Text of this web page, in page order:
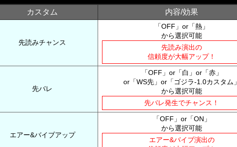
カスタム
内容/効果
先読みチャンス
「OFF」or「熱」
から選択可能
先読み演出の
信頼度が大幅アップ！
先バレ
「OFF」or「白」or「赤」
or「WS先」or「ゴジラ-1.0カスタム」
から選択可能
先バレ発生でチャンス！
エアー&バイブアップ
「OFF」or「ON」
から選択可能
エアー&バイブ演出の